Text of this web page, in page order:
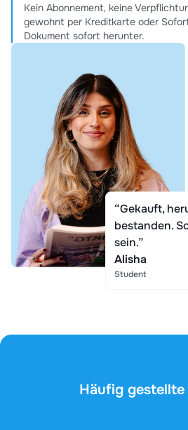
Kein Abonnement, keine
gewohnt per Kreditkarte oder
Dokument sofort herunter.
“Gekauft,
bestanden.
sein.”
Alisha
Student
Häufig gestellte